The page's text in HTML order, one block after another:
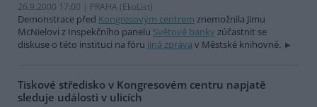
26.9.2000 17:00 | PRAHA (EkoList)
Demonstrace před Kongresovým centrem znemožnila Jimu
McNielovi z Inspekčního panelu Světové banky zúčastnit se
diskuse o této instituci na fóru Jiná zpráva v Městské knihovně.
Tiskové středisko v Kongresovém centru napjatě
sleduje události v ulicích